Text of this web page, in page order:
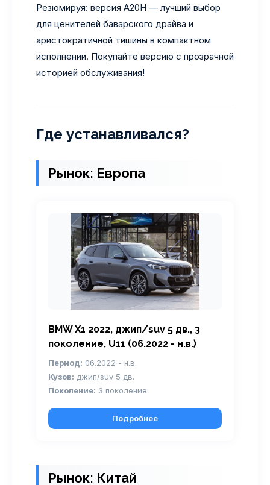
Резюмируя: версия A20H — лучший выбор
для ценителей баварского драйва и
аристократичной тишины в компактном
исполнении. Покупайте версию с прозрачной
историей обслуживания!
Где устанавливался?
Рынок: Европа
BMW X1 2022, джип/suv 5 дв., 3
поколение, U11 (06.2022 - н.в.)
Период: 06.2022 - н.в.
Кузов: джип/suv 5 дв.
Поколение: 3 поколение
Подробнее
Рынок: Китай